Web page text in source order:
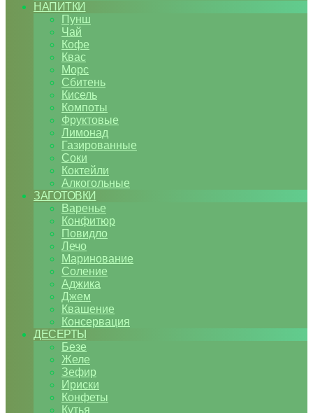
НАПИТКИ
Пунш
Чай
Кофе
Квас
Морс
Сбитень
Кисель
Компоты
Фруктовые
Лимонад
Газированные
Соки
Коктейли
Алкогольные
ЗАГОТОВКИ
Варенье
Конфитюр
Повидло
Лечо
Маринование
Соление
Аджика
Джем
Квашение
Консервация
ДЕСЕРТЫ
Безе
Желе
Зефир
Ириски
Конфеты
Кутья